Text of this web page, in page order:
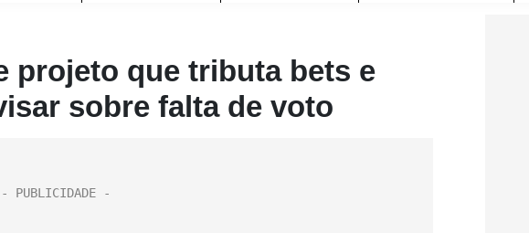
projeto que tributa bets e
sobre falta de voto